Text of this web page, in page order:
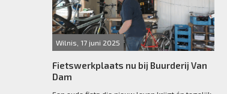
Wilnis, 17 juni 2025
Fietswerkplaats nu bij Buurderij Van
Dam